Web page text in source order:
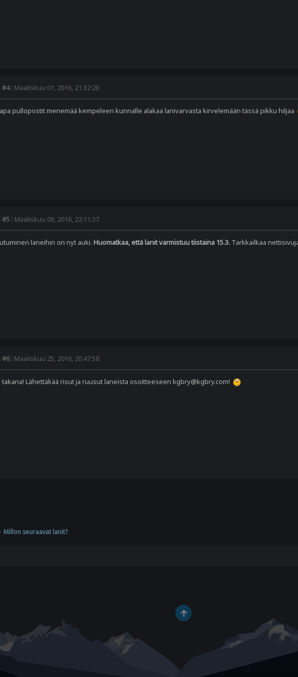
#4 :Maaliskuu 01, 2016, 21:32:20
pullopostit menemää kempeleen kunnalle alakaa lanivarvasta kirvelemään tässä pikku hiljaa
#5 :Maaliskuu 06, 2016, 22:11:37
laneihin on nyt auki. Huomatkaa, että lanit varmistuu tiistaina 15.3.Tarkkailkaa
#6 :Maaliskuu 25, 2016, 20:47:58
takana! Lähettäkää risut ja ruusut laneista osoitteeseen kgbry@kgbry.com!
Millon seuraavat lanit?